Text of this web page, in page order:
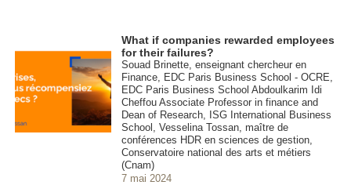
What if companies rewarded employees
for their failures?
Souad Brinette, enseignant chercheur en
Finance, EDC Paris Business School - OCRE,
EDC Paris Business School Abdoulkarim Idi
Cheffou Associate Professor in finance and
Dean of Research, ISG International Business
School, Vesselina Tossan, maître de
conférences HDR en sciences de gestion,
Conservatoire national des arts et métiers
(Cnam)
7 mai 2024